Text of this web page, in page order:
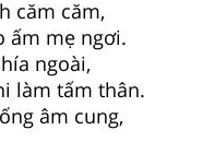
căm căm,
ấm mẹ ngơi.
ngoài,
làm tấm thân.
âm cung,